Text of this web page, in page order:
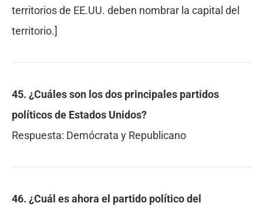
territorios de EE.UU. deben nombrar la capital del
territorio.]
45. ¿Cuáles son los dos principales partidos
políticos de Estados Unidos?
Respuesta: Demócrata y Republicano
46. ¿Cuál es ahora el partido político del